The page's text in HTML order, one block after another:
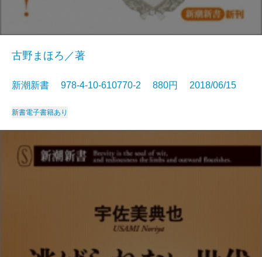
古野まほろ／著
新潮新書 978-4-10-610770-2 880円 2018/06/15
新書電子書籍あり